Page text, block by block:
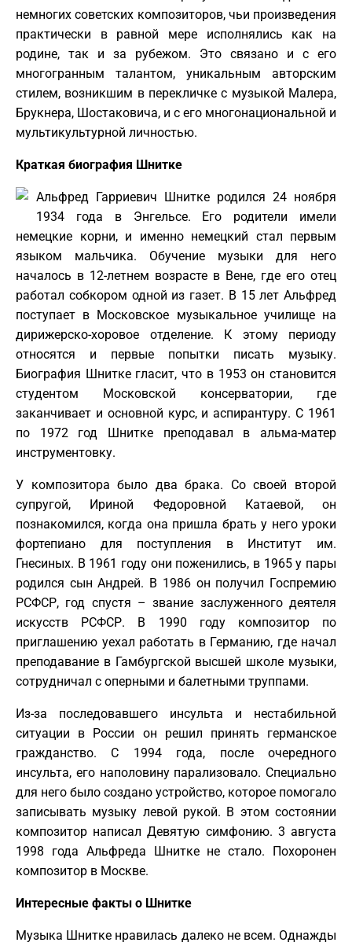
немногих советских композиторов, чьи произведения
практически в равной мере исполнялись как на
родине, так и за рубежом. Это связано и с его
многогранным талантом, уникальным авторским
стилем, возникшим в перекличке с музыкой Малера,
Брукнера, Шостаковича, и с его многонациональной и
мультикультурной личностью.
Краткая биография Шнитке
Альфред Гарриевич Шнитке родился 24 ноября
1934 года в Энгельсе. Его родители имели
немецкие корни, и именно немецкий стал первым
языком мальчика. Обучение музыки для него
началось в 12-летнем возрасте в Вене, где его отец
работал собкором одной из газет. В 15 лет Альфред
поступает в Московское музыкальное училище на
дирижерско-хоровое отделение. К этому периоду
относятся и первые попытки писать музыку.
Биография Шнитке гласит, что в 1953 он становится
студентом Московской консерватории, где
заканчивает и основной курс, и аспирантуру. С 1961
по 1972 год Шнитке преподавал в альма-матер
инструментовку.
У композитора было два брака. Со своей второй
супругой, Ириной Федоровной Катаевой, он
познакомился, когда она пришла брать у него уроки
фортепиано для поступления в Институт им.
Гнесиных. В 1961 году они поженились, в 1965 у пары
родился сын Андрей. В 1986 он получил Госпремию
РСФСР, год спустя – звание заслуженного деятеля
искусств РСФСР. В 1990 году композитор по
приглашению уехал работать в Германию, где начал
преподавание в Гамбургской высшей школе музыки,
сотрудничал с оперными и балетными труппами.
Из-за последовавшего инсульта и нестабильной
ситуации в России он решил принять германское
гражданство. С 1994 года, после очередного
инсульта, его наполовину парализовало. Специально
для него было создано устройство, которое помогало
записывать музыку левой рукой. В этом состоянии
композитор написал Девятую симфонию. 3 августа
1998 года Альфреда Шнитке не стало. Похоронен
композитор в Москве.
Интересные факты о Шнитке
Музыка Шнитке нравилась далеко не всем. Однажды